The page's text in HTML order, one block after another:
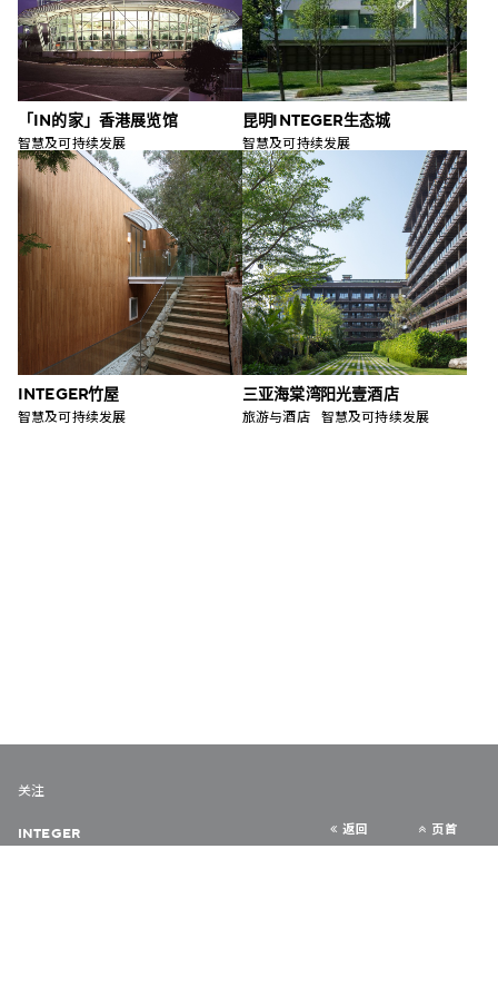
「IN的家」香港展览馆
智慧及可持续发展
昆明 INTEGER 生态城
智慧及可持续发展
INTEGER 竹屋
智慧及可持续发展
三亚海棠湾 阳光壹酒店
旅游与酒店 智慧及可持续发展
返回 页首
关注
INTEGER